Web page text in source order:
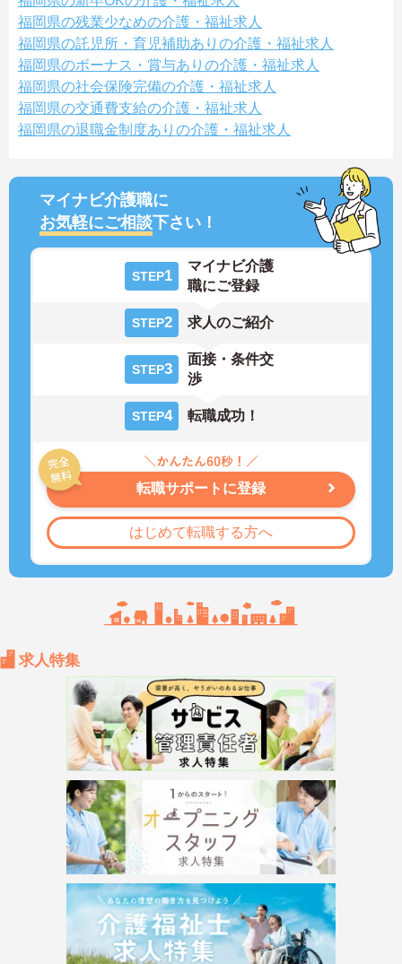
福岡県の残業少なめの介護・福祉求人
福岡県の託児所・育児補助ありの介護・福祉求人
福岡県のボーナス・賞与ありの介護・福祉求人
福岡県の社会保険完備の介護・福祉求人
福岡県の交通費支給の介護・福祉求人
福岡県の退職金制度ありの介護・福祉求人
マイナビ介護職に
お気軽にご相談下さい！
STEP1
マイナビ介護
職にご登録
STEP2 求人のご紹介
STEP3
面接・条件交
渉
STEP4 転職成功！
転職サポートに登録
はじめて転職する方へ
求人特集